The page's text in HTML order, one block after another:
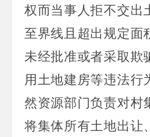
权而当事人拒不交出
至界线且超出规定面
未经批准或者采取欺
用土地建房等违法行
然资源部门负责对村
将集体所有土地出让